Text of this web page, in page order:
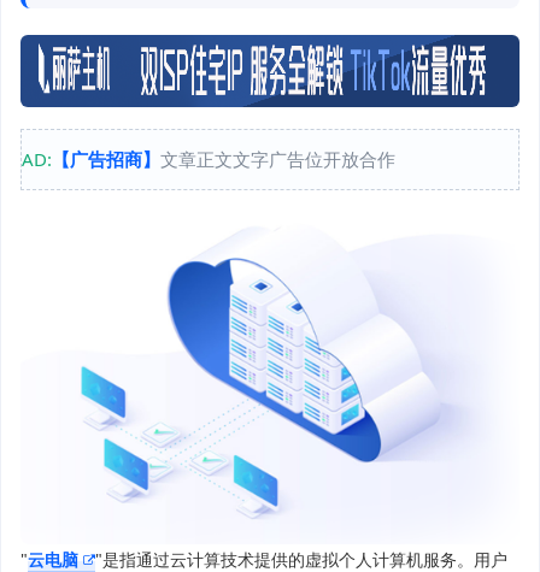
AD: 【广告招商】 文章正文文字广告位开放合作
"云电脑
"是指通过云计算技术提供的虚拟个人计算机服务。用户